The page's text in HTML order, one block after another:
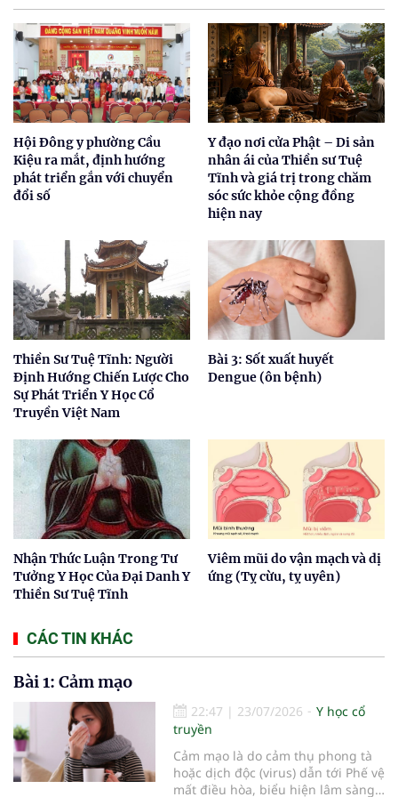
Hội Đông y phường Cầu
Kiệu ra mắt, định hướng
phát triển gắn với chuyển
đổi số
Y đạo nơi cửa Phật – Di sản
nhân ái của Thiền sư Tuệ
Tĩnh và giá trị trong chăm
sóc sức khỏe cộng đồng
hiện nay
Thiền Sư Tuệ Tĩnh: Người
Định Hướng Chiến Lược Cho
Sự Phát Triển Y Học Cổ
Truyền Việt Nam
Bài 3: Sốt xuất huyết
Dengue (ôn bệnh)
Nhận Thức Luận Trong Tư
Tưởng Y Học Của Đại Danh Y
Thiền Sư Tuệ Tĩnh
Viêm mũi do vận mạch và dị
ứng (Tỵ cừu, tỵ uyên)
CÁC TIN KHÁC
Bài 1: Cảm mạo
22:47 | 23/07/2026
Y học cổ
truyền
Cảm mạo là do cảm thụ phong tà
hoặc dịch độc (virus) dẫn tới Phế vệ
mất điều hòa, biểu hiện lâm sàng